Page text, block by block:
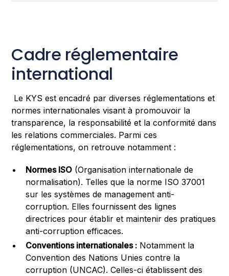
Cadre réglementaire
international
Le KYS est encadré par diverses réglementations et
normes internationales visant à promouvoir la
transparence, la responsabilité et la conformité dans
les relations commerciales. Parmi ces
réglementations, on retrouve notamment :
Normes ISO (Organisation internationale de
normalisation). Telles que la norme ISO 37001
sur les systèmes de management anti-
corruption. Elles fournissent des lignes
directrices pour établir et maintenir des pratiques
anti-corruption efficaces.
Conventions internationales : Notamment la
Convention des Nations Unies contre la
corruption (UNCAC). Celles-ci établissent des